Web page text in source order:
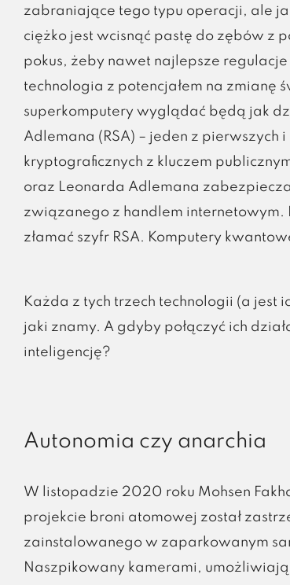
zabraniające tego typu operacji, ale
ciężko jest wcisnąć pastę do zębów z
pokus, żeby nawet najlepsze
technologia z potencjałem na zmianę
superkomputery wyglądać będą jak
Adlemana (RSA) – jeden z
kryptograficznych z kluczem
oraz Leonarda Adlemana
związanego z handlem
złamać szyfr RSA. Komputery
Każda z tych trzech technologii (a jest
jaki znamy. A gdyby połączyć ich
inteligencję?
Autonomia czy anarchia
W listopadzie 2020 roku Mohsen
projekcie broni atomowej został
zainstalowanego w zaparkowanym
Naszpikowany kamerami,